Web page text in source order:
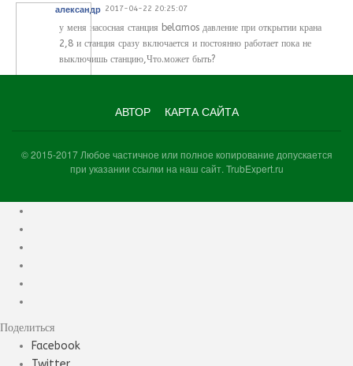
александр 2017-04-22 20:25:07
у меня насосная станция belamos давление при открытии крана
2,8 и станция сразу включается и постоянно работает пока не
выключишь станцию,Что.может быть?
АВТОР КАРТА САЙТА
© 2015-2017 Любое частичное или полное копирование допускается
при указании ссылки на наш сайт. TrubExpert.ru
Поделиться
Facebook